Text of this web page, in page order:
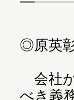
◎原英
会社
べき義